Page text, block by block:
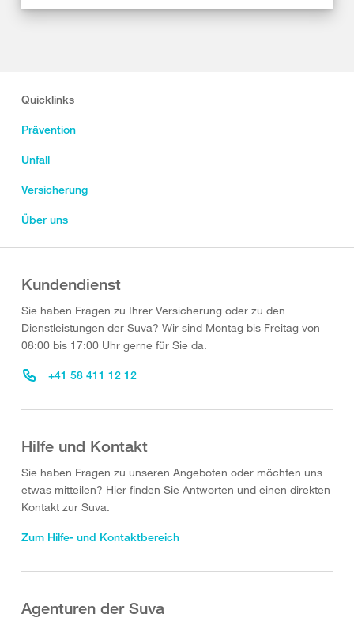
Quicklinks
Prävention
Unfall
Versicherung
Über uns
Kundendienst
Sie haben Fragen zu Ihrer Versicherung oder zu den
Dienstleistungen der Suva? Wir sind Montag bis Freitag von
08:00 bis 17:00 Uhr gerne für Sie da.
+41 58 411 12 12
Hilfe und Kontakt
Sie haben Fragen zu unseren Angeboten oder möchten uns
etwas mitteilen? Hier finden Sie Antworten und einen direkten
Kontakt zur Suva.
Zum Hilfe- und Kontaktbereich
Agenturen der Suva